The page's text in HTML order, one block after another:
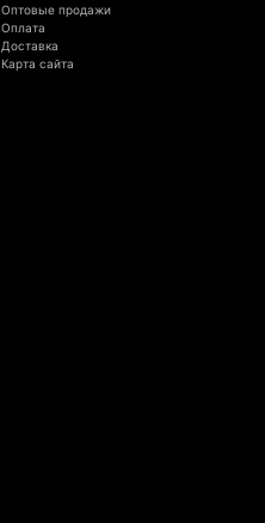
Оптовые продажи
Оплата
Доставка
Карта сайта